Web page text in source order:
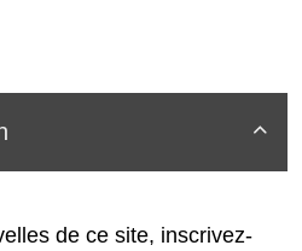

de ce site, inscrivez-